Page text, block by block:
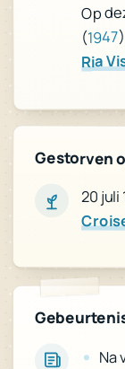
Op
(1947
Ria
Gestorven
20 juli
Na